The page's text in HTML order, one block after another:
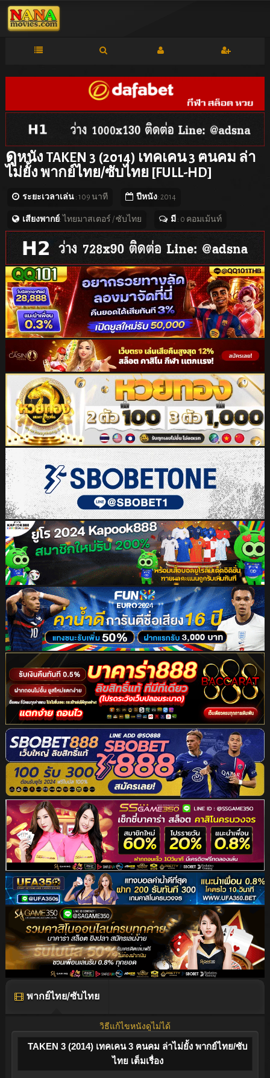
ดูหนัง TAKEN 3 (2014) เทคเคน 3 ฅนคม ล่า
ไม่ยั้ง พากย์ไทย/ซับไทย [FULL-HD]
ระยะเวลาเล่น: 109 นาที ปีหนัง: 2014
เสียงพากย์: ไทยมาสเตอร์ / ซับไทย มี : 0 คอมเม้นท์
พากย์ไทย/ซับไทย
วิธีแก้ไขหนังดูไม่ได้
TAKEN 3 (2014) เทคเคน 3 ฅนคม ล่าไม่ยั้ง พากย์ไทย/ซับ
ไทย เต็มเรื่อง